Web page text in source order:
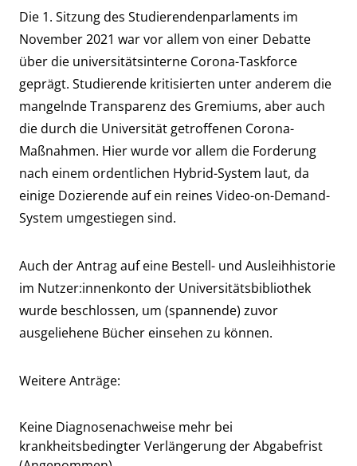
Die 1. Sitzung des Studierendenparlaments im
November 2021 war vor allem von einer Debatte
über die universitätsinterne Corona-Taskforce
geprägt. Studierende kritisierten unter anderem die
mangelnde Transparenz des Gremiums, aber auch
die durch die Universität getroffenen Corona-
Maßnahmen. Hier wurde vor allem die Forderung
nach einem ordentlichen Hybrid-System laut, da
einige Dozierende auf ein reines Video-on-Demand-
System umgestiegen sind.
Auch der Antrag auf eine Bestell- und Ausleihhistorie
im Nutzer:innenkonto der Universitätsbibliothek
wurde beschlossen, um (spannende) zuvor
ausgeliehene Bücher einsehen zu können.
Weitere Anträge:
Keine Diagnosenachweise mehr bei
krankheitsbedingter Verlängerung der Abgabefrist